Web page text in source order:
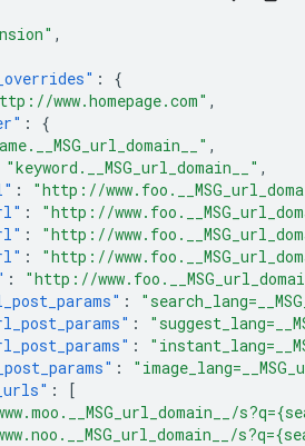
,
:
{
www.homepage.com" ,
:
{
,
"keyword.__MSG_url_domain__" ,
:
"http://
:
"http://
:
"http://
:
"http://
:
"http://
:
:
:
:
:
[